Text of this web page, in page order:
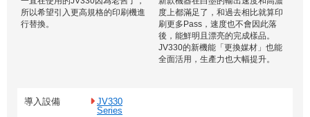
所以希望引入更高規格的印刷機進
行替換。
度上都滿足了，和過去相比就算印
刷更多Pass，速度也不會因此落
後，能鮮明且漂亮的完成樣品。
JV330的新機能「更換媒材」也能
全面活用，生產力也大幅提升。
導入設備
JV330
Series